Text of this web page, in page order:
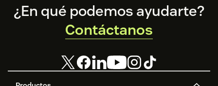
Footer
¿En qué podemos ayudarte?
Contáctanos